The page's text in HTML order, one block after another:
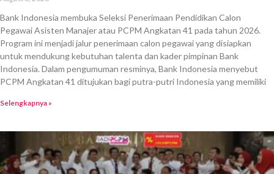
Bank Indonesia membuka Seleksi Penerimaan Pendidikan Calon
Pegawai Asisten Manajer atau PCPM Angkatan 41 pada tahun 2026.
Program ini menjadi jalur penerimaan calon pegawai yang disiapkan
untuk mendukung kebutuhan talenta dan kader pimpinan Bank
Indonesia. Dalam pengumuman resminya, Bank Indonesia menyebut
PCPM Angkatan 41 ditujukan bagi putra-putri Indonesia yang memiliki
Selengkapnya »